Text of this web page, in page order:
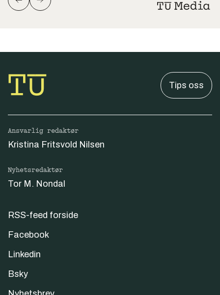
Tips oss
Ansvarlig redaktør
Kristina Fritsvold Nilsen
Nyhetsredaktør
Tor M. Nondal
RSS-feed forside
Facebook
Linkedin
Bsky